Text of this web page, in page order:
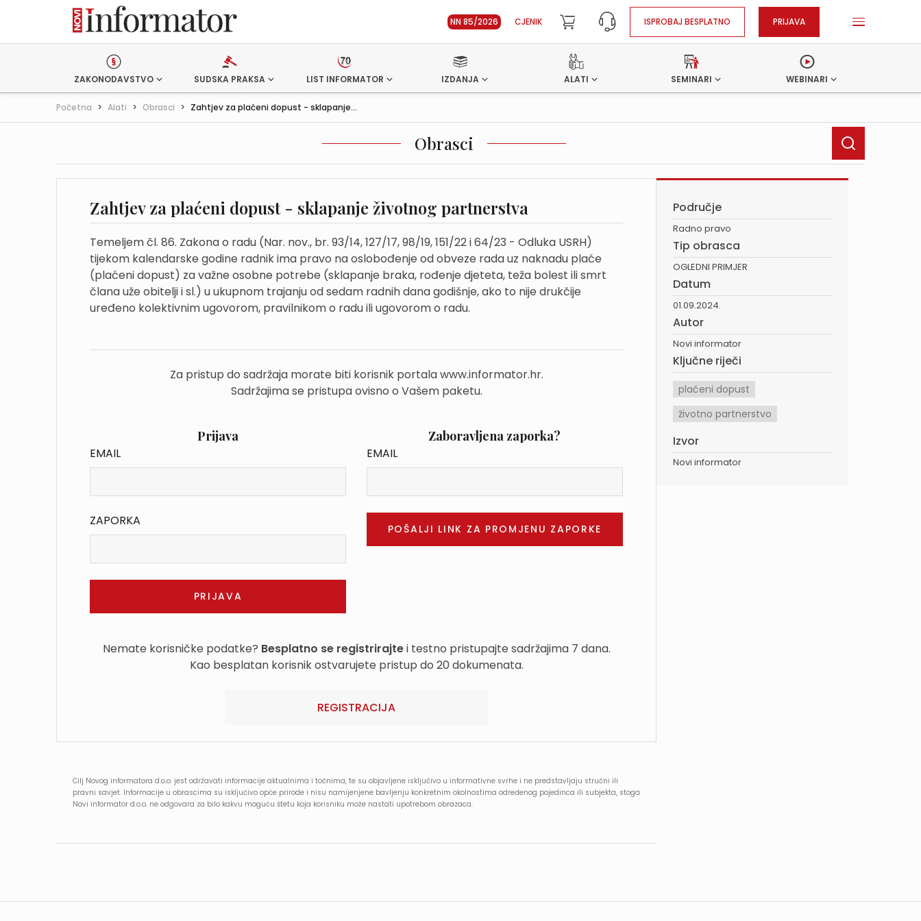
NN 85/2026 CJENIK ISPROBAJ BESPLATNO PRIJAVA
ZAKONODAVSTVO SUDSKA PRAKSA LIST INFORMATOR IZDANJA ALATI SEMINARI WEBINARI
Početna > Alati > Obrasci > Zahtjev za plaćeni dopust - sklapanje...
Obrasci
Zahtjev za plaćeni dopust - sklapanje životnog partnerstva
Temeljem čl. 86. Zakona o radu (Nar. nov., br. 93/14, 127/17, 98/19, 151/22 i 64/23 - Odluka USRH)
tijekom kalendarske godine radnik ima pravo na oslobođenje od obveze rada uz naknadu plaće
(plaćeni dopust) za važne osobne potrebe (sklapanje braka, rođenje djeteta, teža bolest ili smrt
člana uže obitelji i sl.) u ukupnom trajanju od sedam radnih dana godišnje, ako to nije drukčije
uređeno kolektivnim ugovorom, pravilnikom o radu ili ugovorom o radu.
Za pristup do sadržaja morate biti korisnik portala www.informator.hr.
Sadržajima se pristupa ovisno o Vašem paketu.
Prijava
EMAIL
ZAPORKA
Zaboravljena zaporka?
EMAIL
Nemate korisničke podatke? Besplatno se registrirajtei testno pristupajte sadržajima 7 dana.
Kao besplatan korisnik ostvarujete pristup do 20 dokumenata.
REGISTRACIJA
Cilj Novog informatora d.o.o. jest održavati informacije aktualnima i točnima, te su objavljene isključivo u informativne svrhe i ne predstavljaju stručni ili
pravni savjet. Informacije u obrascima su isključivo opće prirode i nisu namijenjene bavljenju konkretnim okolnostima određenog pojedinca ili subjekta, stoga
Novi informator d.o.o. ne odgovara za bilo kakvu moguću štetu koja korisniku može nastati upotrebom obrazaca.
Područje
Radno pravo
Tip obrasca
OGLEDNI PRIMJER
Datum
01.09.2024.
Autor
Novi informator
Ključne riječi
plaćeni dopust
životno partnerstvo
Izvor
Novi informator